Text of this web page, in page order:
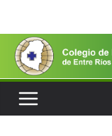
contenido